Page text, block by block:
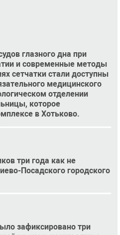
глазного дна при
и современные методы
сетчатки стали доступны
медицинского
отделении
которое
в Хотьково.
три года как не
Посадского городского
зафиксировано три